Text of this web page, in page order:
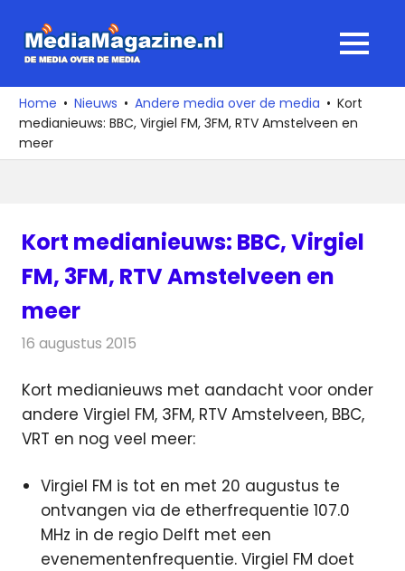
naar
media
over
de
media
MENU
Home Nieuws Andere media over de media
Kort
medianieuws: BBC, Virgiel FM, 3FM, RTV Amstelveen en
meer
Kort medianieuws: BBC, Virgiel
FM, 3FM, RTV Amstelveen en
meer
16 augustus 2015
Kort medianieuws met aandacht voor onder
andere Virgiel FM, 3FM, RTV Amstelveen, BBC,
VRT en nog veel meer:
Virgiel FM is tot en met 20 augustus te
ontvangen via de etherfrequentie 107.0
MHz in de regio Delft met een
evenementenfrequentie. Virgiel FM doet